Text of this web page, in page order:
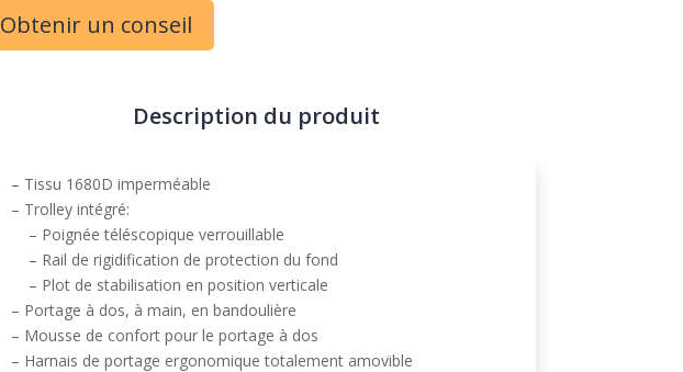
e
n
i
e
Obtenir un conseil
Description du produit
– Tissu 1680D imperméable
– Trolley intégré:
– Poignée téléscopique verrouillable
– Rail de rigidification de protection du fond
– Plot de stabilisation en position verticale
– Portage à dos, à main, en bandoulière
– Mousse de confort pour le portage à dos
– Harnais de portage ergonomique totalement amovible